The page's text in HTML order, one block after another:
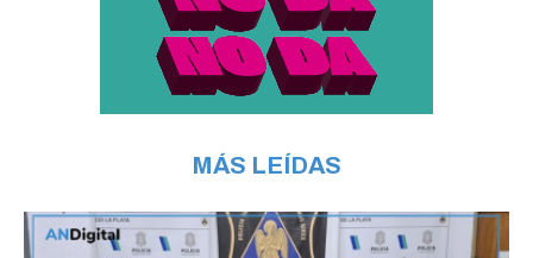
MÁS LEÍDAS